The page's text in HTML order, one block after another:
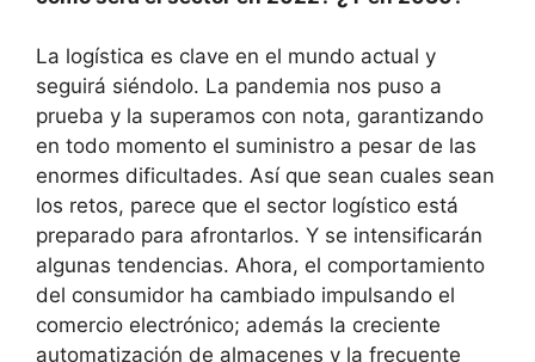
La logística es clave en el mundo actual y
seguirá siéndolo. La pandemia nos puso a
prueba y la superamos con nota, garantizando
en todo momento el suministro a pesar de las
enormes dificultades. Así que sean cuales sean
los retos, parece que el sector logístico está
preparado para afrontarlos. Y se intensificarán
algunas tendencias. Ahora, el comportamiento
del consumidor ha cambiado impulsando el
comercio electrónico; además la creciente
automatización de almacenes y la frecuente